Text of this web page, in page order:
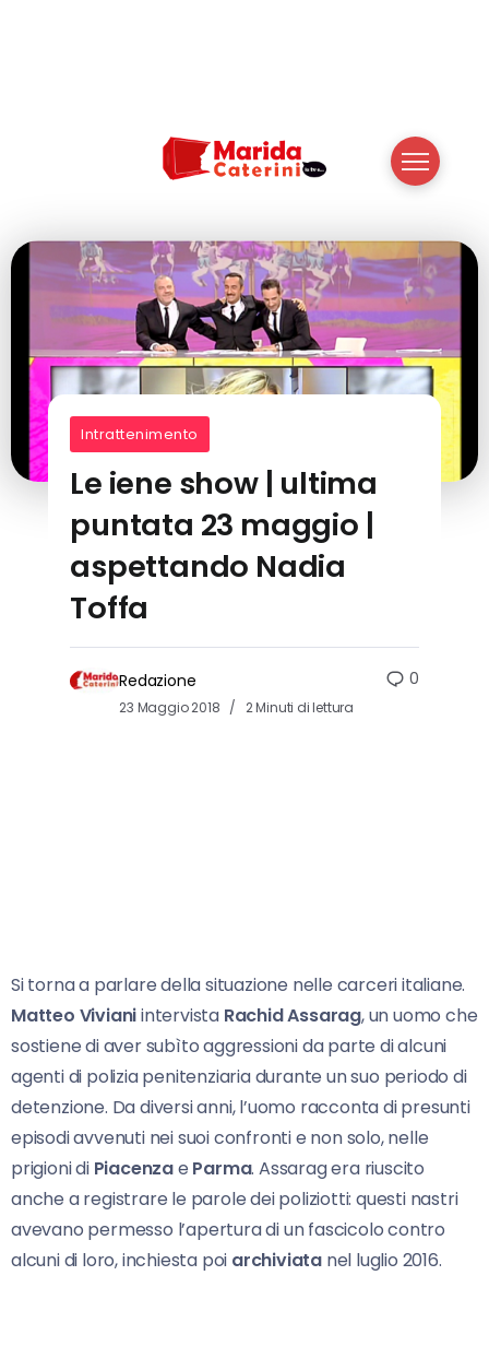
Intrattenimento
Le iene show | ultima
puntata 23 maggio |
aspettando Nadia
Toffa
Redazione
23 Maggio 2018 2 Minuti di lettura
0
Si torna a parlare della situazione nelle carceri italiane.
Matteo Vivianiintervista Rachid Assarag, un uomo che
sostiene di aver subìto aggressioni da parte di alcuni
agenti di polizia penitenziaria durante un suo periodo di
detenzione. Da diversi anni, l’uomo racconta di presunti
episodi avvenuti nei suoi confronti e non solo, nelle
prigioni di Piacenzae Parma. Assarag era riuscito
anche a registrare le parole dei poliziotti: questi nastri
avevano permesso l’apertura di un fascicolo contro
alcuni di loro, inchiesta poi archiviata nel luglio 2016.